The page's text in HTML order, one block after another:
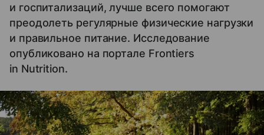
и госпитализаций, лучше всего помогают
преодолеть регулярные физические нагрузки
и правильное питание. Исследование
опубликовано на портале Frontiers
in Nutrition.